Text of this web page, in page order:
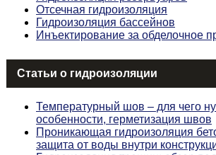
Отсечная гидроизоляция
Гидроизоляция бассейнов
Инъектирование за обделочное
Статьи о гидроизоляции
Температурный шов – для чего
особенности, герметизация швов
Проникающая гидроизоляция
защита от воды внутри